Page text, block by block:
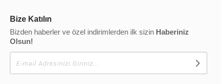
Bize Katılın
Bizden haberler ve özel indirimlerden ilk sizin Haberiniz
Olsun!